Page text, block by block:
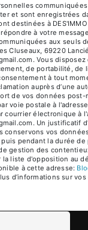
et sont enregistrées
destinées à
à votre
aux seuls
Cluseaux, 69220 Lancié
Vous disposez
de portabilité, de
à tout
auprès d’une
de vos données
voie postale à
courrier électronique à
Un justificatif
conservons vos
pendant la durée
gestion des
liste d'opposition au
à cette adresse:
d’informations sur vos